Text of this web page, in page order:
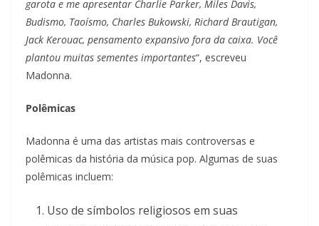
garota e me apresentar Charlie Parker, Miles Davis,
Budismo, Taoísmo, Charles Bukowski, Richard Brautigan,
Jack Kerouac, pensamento expansivo fora da caixa. Você
plantou muitas sementes importantes“, escreveu
Madonna.
Polêmicas
Madonna é uma das artistas mais controversas e
polêmicas da história da música pop. Algumas de suas
polêmicas incluem:
Uso de símbolos religiosos em suas